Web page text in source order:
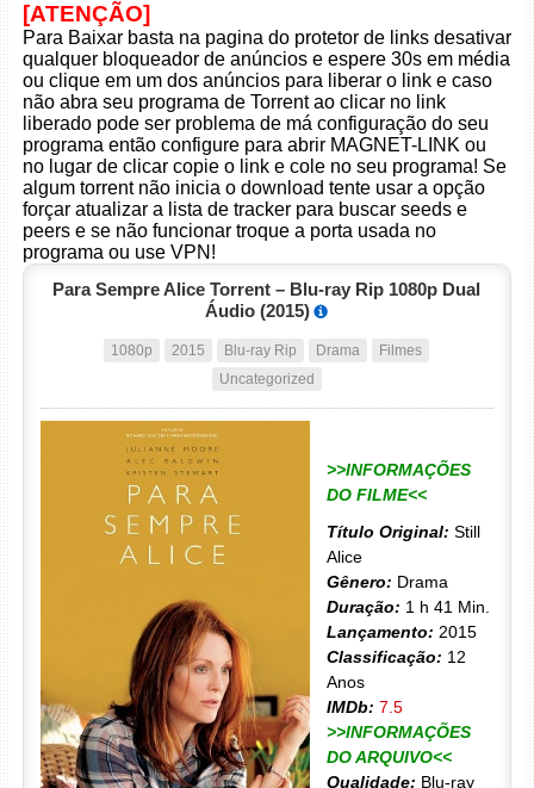
[ATENÇÃO]
Para Baixar basta na pagina do protetor de links desativar
qualquer bloqueador de anúncios e espere 30s em média
ou clique em um dos anúncios para liberar o link e caso
não abra seu programa de Torrent ao clicar no link
liberado pode ser problema de má configuração do seu
programa então configure para abrir MAGNET-LINK ou
no lugar de clicar copie o link e cole no seu programa! Se
algum torrent não inicia o download tente usar a opção
forçar atualizar a lista de tracker para buscar seeds e
peers e se não funcionar troque a porta usada no
programa ou use VPN!
Para Sempre Alice Torrent – Blu-ray Rip 1080p Dual
Áudio (2015)
1080p 2015 Blu-ray Rip Drama
Filmes
Uncategorized
>>INFORMAÇÕES
DO FILME<<
Título Original: Still
Alice
Gênero: Drama
Duração: 1 h 41 Min.
Lançamento: 2015
Classificação: 12
Anos
IMDb: 7.5
>>INFORMAÇÕES
DO ARQUIVO<<
Qualidade: Blu-ray